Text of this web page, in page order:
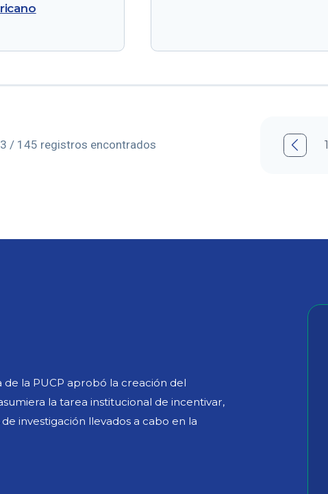
/ 145 registros encontrados  1
de la PUCP aprobó la creación del
la tarea institucional de incentivar,
investigación llevados a cabo en la